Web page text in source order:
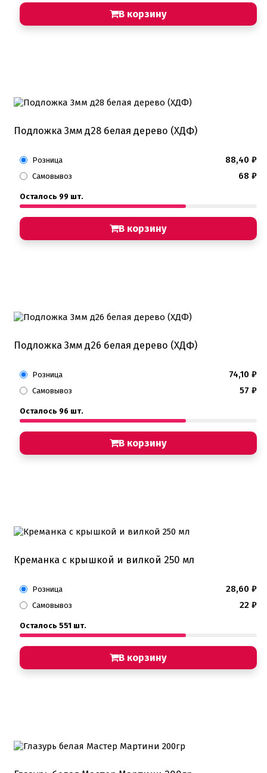
В корзину
Подложка 3мм д28 белая дерево (ХДФ)
Розница 88,40 ₽
Самовывоз 68 ₽
Осталось 99 шт.
В корзину
Подложка 3мм д26 белая дерево (ХДФ)
Розница 74,10 ₽
Самовывоз 57 ₽
Осталось 96 шт.
В корзину
Креманка с крышкой и вилкой 250 мл
Розница 28,60 ₽
Самовывоз 22 ₽
Осталось 551 шт.
В корзину